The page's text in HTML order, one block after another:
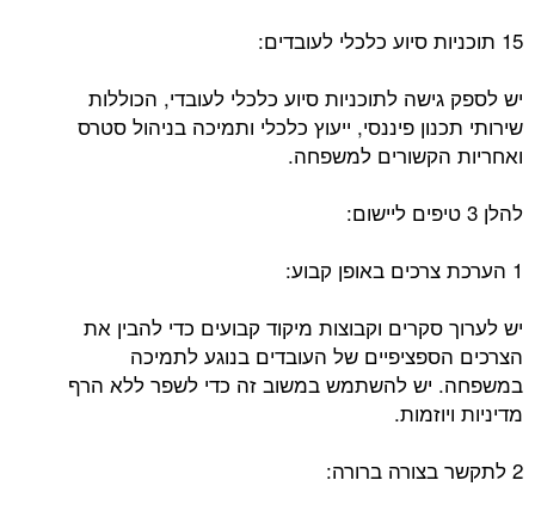
15 תוכניות סיוע כלכלי לעובדים:
יש לספק גישה לתוכניות סיוע כלכלי לעובדי, הכוללות
שירותי תכנון פיננסי, ייעוץ כלכלי ותמיכה בניהול סטרס
ואחריות הקשורים למשפחה.
להלן 3 טיפים ליישום:
1 הערכת צרכים באופן קבוע:
יש לערוך סקרים וקבוצות מיקוד קבועים כדי להבין את
הצרכים הספציפיים של העובדים בנוגע לתמיכה
במשפחה. יש להשתמש במשוב זה כדי לשפר ללא הרף
מדיניות ויוזמות.
2 לתקשר בצורה ברורה: